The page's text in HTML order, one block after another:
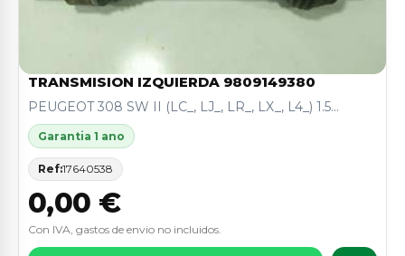
TRANSMISION IZQUIERDA 9809149380
PEUGEOT 308 SW II (LC_, LJ_, LR_, LX_, L4_) 1.5...
Garantia 1 ano
Ref:17640538
0,00 €
Con IVA, gastos de envio no incluidos.